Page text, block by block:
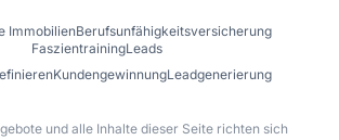
ImmobilienBerufsunfähigkeitsversicherung
FaszientrainingLeads
KundengewinnungLeadgenerierung
und alle Inhalte dieser Seite richten sich